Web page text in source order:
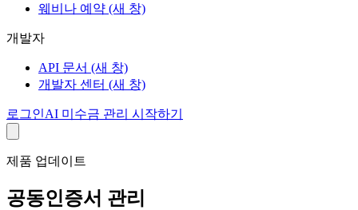
웨비나 예약 (새 창)
개발자
API 문서 (새 창)
개발자 센터 (새 창)
로그인AI 미수금 관리 시작하기
제품 업데이트
공동인증서 관리